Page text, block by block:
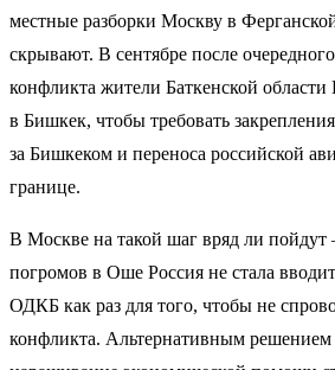
местные разборки Москву в
скрывают. В сентябре после
конфликта жители Баткенской области
в Бишкек, чтобы требовать
за Бишкеком и переноса российской
границе.
В Москве на такой шаг вряд ли
погромов в Оше Россия не стала
ОДКБ как раз для того, чтобы не
конфликта. Альтернативным решением